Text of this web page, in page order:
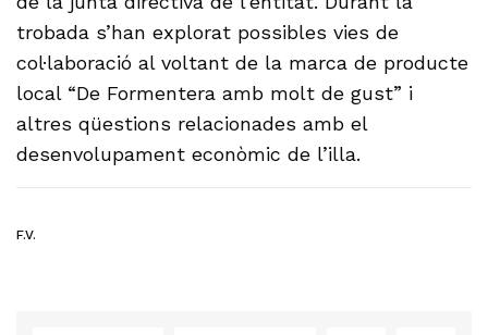
trobada s’han explorat possibles vies de
col·laboració al voltant de la marca de producte
local “De Formentera amb molt de gust” i
altres qüestions relacionades amb el
desenvolupament econòmic de l’illa.
F.V.